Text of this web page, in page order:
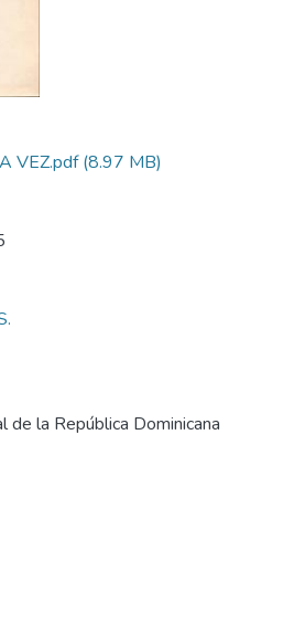
VEZ.pdf(8.97 MB)
de la República Dominicana